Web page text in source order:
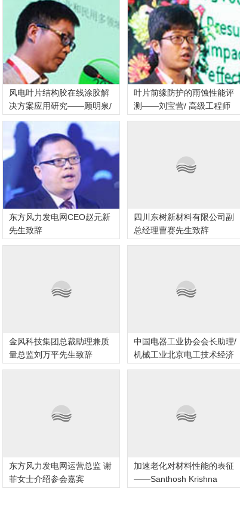
风电叶片结构胶在线涂胶解
决方案应用研究——顾明泉/
叶片前缘防护的雨蚀性能评
测——刘宝营/ 高级工程师
东方风力发电网CEO赵元新
先生致辞
四川东树新材料有限公司副
总经理曹赛先生致辞
金风科技集团总裁助理兼质
量总监刘万平先生致辞
中国电器工业协会会长助理/
机械工业北京电工技术经济
东方风力发电网运营总监 谢
菲女士介绍参会嘉宾
加速老化对材料性能的表征
——Santhosh Krishna